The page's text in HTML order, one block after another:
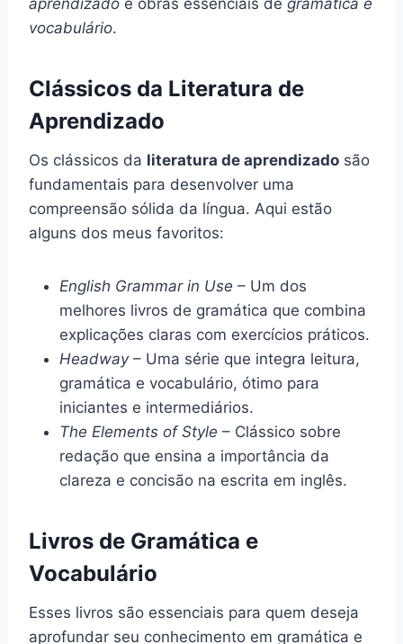
vocabulário.
Clássicos da Literatura de
Aprendizado
Os clássicos da literatura de aprendizado são
fundamentais para desenvolver uma
compreensão sólida da língua. Aqui estão
alguns dos meus favoritos:
English Grammar in Use – Um dos
melhores livros de gramática que combina
explicações claras com exercícios práticos.
Headway– Uma série que integra leitura,
gramática e vocabulário, ótimo para
iniciantes e intermediários.
The Elements of Style – Clássico sobre
redação que ensina a importância da
clareza e concisão na escrita em inglês.
Livros de Gramática e
Vocabulário
Esses livros são essenciais para quem deseja
aprofundar seu conhecimento em gramática e